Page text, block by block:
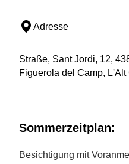
Adresse
Straße, Sant Jordi, 12,
Figuerola del Camp, L'Alt
Sommerzeitplan:
Besichtigung mit